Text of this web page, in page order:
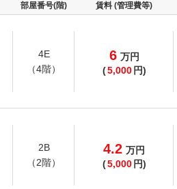
部屋番号(階) 賃料 (管理費等)
4E
（4階）
6 万円
(5,000 円)
2B
（2階）
4.2 万円
(5,000 円)